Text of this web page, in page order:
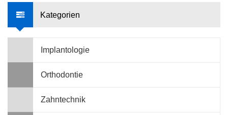
Kategorien
Implantologie
Orthodontie
Zahntechnik